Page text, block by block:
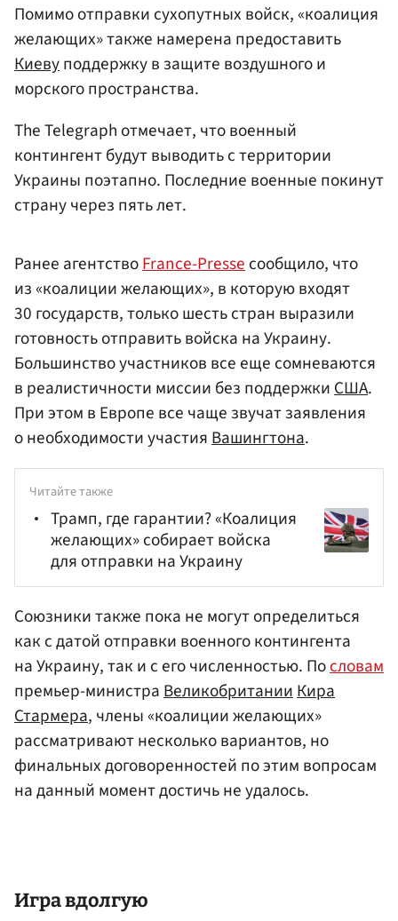
Помимо отправки сухопутных войск, «коалиция
желающих» также намерена предоставить
Киевуподдержку в защите воздушного и
морского пространства.
The Telegraph отмечает, что военный
контингент будут выводить с территории
Украины поэтапно. Последние военные покинут
страну через пять лет.
Ранее агентствоFrance-Presseсообщило, что
из «коалиции желающих», в которую входят
30 государств, только шесть стран выразили
готовность отправить войска на Украину.
Большинство участников все еще сомневаются
в реалистичности миссии без поддержкиСША.
При этом в Европе все чаще звучат заявления
о необходимости участияВашингтона.
Читайте также
Трамп, где гарантии? «Коалиция
желающих» собирает войска
для отправки на Украину
Союзники также пока не могут определиться
как с датой отправки военного контингента
на Украину, так и с его численностью. Пословам
премьер-министраВеликобританииКира
Стармера, члены «коалиции желающих»
рассматривают несколько вариантов, но
финальных договоренностей по этим вопросам
на данный момент достичь не удалось.
Игра вдолгую